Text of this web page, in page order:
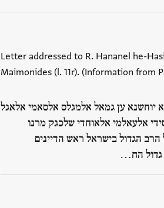
Letter addressed to R. Hananel he-
Maimonides (l. 11r). (Information from
יוחשנא ען גמאל אלמגלס אלסאמי אלאגל
אלעאלמי אלאוחדי שלכגק מרנו
הרב הגדול בישראל ראש הדיינים
גדול הח…